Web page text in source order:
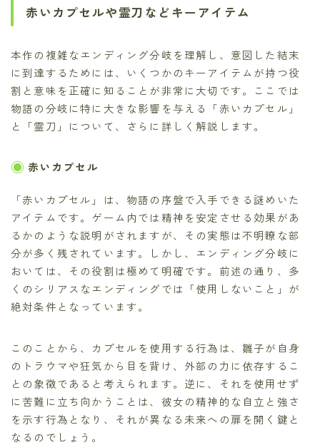
赤いカプセルや霊刀などキーアイテム
本作の複雑なエンディング分岐を理解し、意図した結末
に到達するためには、いくつかのキーアイテムが持つ役
割と意味を正確に知ることが非常に大切です。ここでは
物語の分岐に特に大きな影響を与える「赤いカプセル」
と「霊刀」について、さらに詳しく解説します。
赤いカプセル
「赤いカプセル」は、物語の序盤で入手できる謎めいた
アイテムです。ゲーム内では精神を安定させる効果があ
るかのような説明がされますが、その実態は不明瞭な部
分が多く残されています。しかし、エンディング分岐に
おいては、その役割は極めて明確です。前述の通り、多
くのシリアスなエンディングでは「使用しないこと」が
絶対条件となっています。
このことから、カプセルを使用する行為は、雛子が自身
のトラウマや狂気から目を背け、外部の力に依存するこ
との象徴であると考えられます。逆に、それを使用せず
に苦難に立ち向かうことは、彼女の精神的な自立と強さ
を示す行為となり、それが異なる未来への扉を開く鍵と
なるのでしょう。